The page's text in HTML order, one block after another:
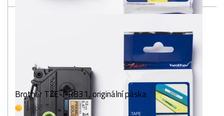
Brother TZE-PR831, originální páska
1 bod